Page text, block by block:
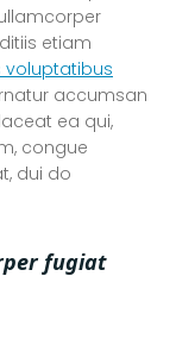
etiam
voluptatibus
accumsan
ea qui,
congue
dui do
fugiat